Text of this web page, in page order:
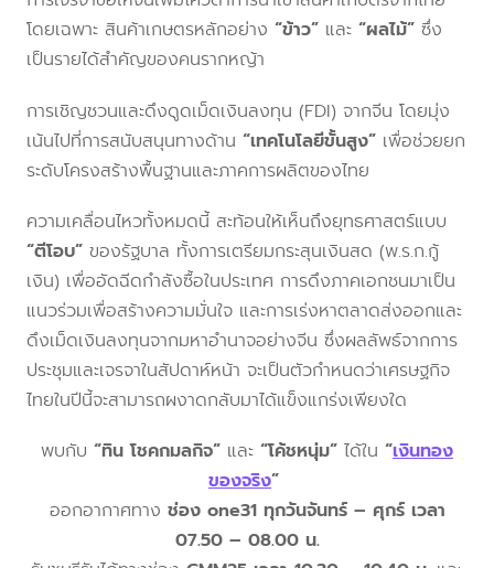
โดยเฉพาะ สินค้าเกษตรหลักอย่าง “ข้าว” และ “ผลไม้” ซึ่ง
เป็นรายได้สำคัญของคนรากหญ้า
การเชิญชวนและดึงดูดเม็ดเงินลงทุน (FDI) จากจีน โดยมุ่ง
เน้นไปที่การสนับสนุนทางด้าน “เทคโนโลยีขั้นสูง” เพื่อช่วยยก
ระดับโครงสร้างพื้นฐานและภาคการผลิตของไทย
ความเคลื่อนไหวทั้งหมดนี้ สะท้อนให้เห็นถึงยุทธศาสตร์แบบ
“ตีโอบ” ของรัฐบาล ทั้งการเตรียมกระสุนเงินสด (พ.ร.ก.กู้
เงิน) เพื่ออัดฉีดกำลังซื้อในประเทศ การดึงภาคเอกชนมาเป็น
แนวร่วมเพื่อสร้างความมั่นใจ และการเร่งหาตลาดส่งออกและ
ดึงเม็ดเงินลงทุนจากมหาอำนาจอย่างจีน ซึ่งผลลัพธ์จากการ
ประชุมและเจรจาในสัปดาห์หน้า จะเป็นตัวกำหนดว่าเศรษฐกิจ
ไทยในปีนี้จะสามารถผงาดกลับมาได้แข็งแกร่งเพียงใด
พบกับ “ทิน โชคกมลกิจ” และ “โค้ชหนุ่ม” ได้ใน “เงินทอง
ของจริง”
ออกอากาศทาง ช่อง one31 ทุกวันจันทร์ – ศุกร์ เวลา
07.50 – 08.00 น.